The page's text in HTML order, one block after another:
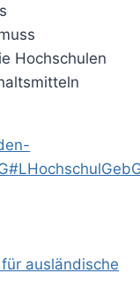
Hochschulen
#
ausländische